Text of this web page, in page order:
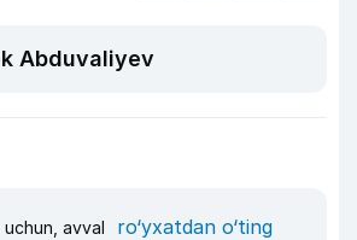
Abduvaliyev
avval ro‘yxatdan o‘ting